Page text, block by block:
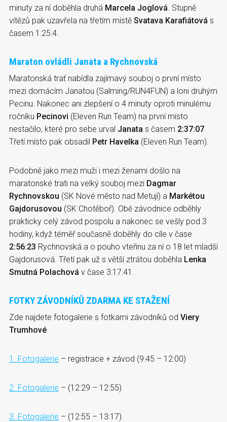
minuty za ní doběhla druhá Marcela Joglová . Stupně
vítězů pak uzavřela na třetím místě Svatava Karafiátová s
časem 1:25:4.
Maraton ovládli Janata a Rychnovská
Maratonská trať nabídla zajímavý souboj o první místo
mezi domácím Janatou (Salming/RUN4FUN) a loni druhým
Pecinu. Nakonec ani zlepšení o 4 minuty oproti minulému
ročníku Pecinovi (Eleven Run Team) na první místo
nestačilo, které pro sebe urval Janata s časem 2:37:07
Třetí místo pak obsadil Petr Havelka (Eleven Run Team).
Podobně jako mezi muži i mezi ženami došlo na
maratonské trati na velký souboj mezi Dagmar
Rychnovskou (SK Nové město nad Metují) a Markétou
Gajdorusovou (SK Chotěboř). Obě závodnice odběhly
prakticky celý závod pospolu a nakonec se vešly pod 3
hodiny, když téměř současně doběhly do cíle v čase
2:56:23 Rychnovská a o pouho vteřinu za ní o 18 let mladší
Gajdorusová. Třetí pak už s větší ztrátou doběhla Lenka
Smutná Polachová v čase 3:17:41.
FOTKY ZÁVODNÍKŮ ZDARMA KE STAŽENÍ
Zde najdete fotogalerie s fotkami závodníků od Viery
Trumhové
1. Fotogalerie – registrace + závod (9:45 – 12:00)
2. Fotogalerie – (12:29 – 12:55)
3. Fotogalerie – (12:55 – 13:17)